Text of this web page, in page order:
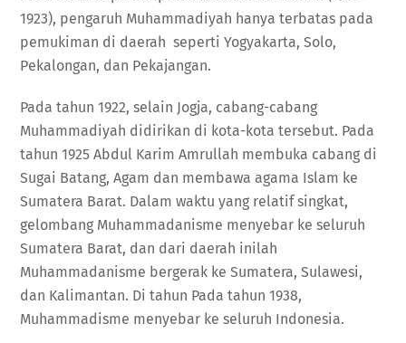
1923), pengaruh Muhammadiyah hanya terbatas pada
pemukiman di daerah seperti Yogyakarta, Solo,
Pekalongan, dan Pekajangan.
Pada tahun 1922, selain Jogja, cabang-cabang
Muhammadiyah didirikan di kota-kota tersebut. Pada
tahun 1925 Abdul Karim Amrullah membuka cabang di
Sugai Batang, Agam dan membawa agama Islam ke
Sumatera Barat. Dalam waktu yang relatif singkat,
gelombang Muhammadanisme menyebar ke seluruh
Sumatera Barat, dan dari daerah inilah
Muhammadanisme bergerak ke Sumatera, Sulawesi,
dan Kalimantan. Di tahun Pada tahun 1938,
Muhammadisme menyebar ke seluruh Indonesia.